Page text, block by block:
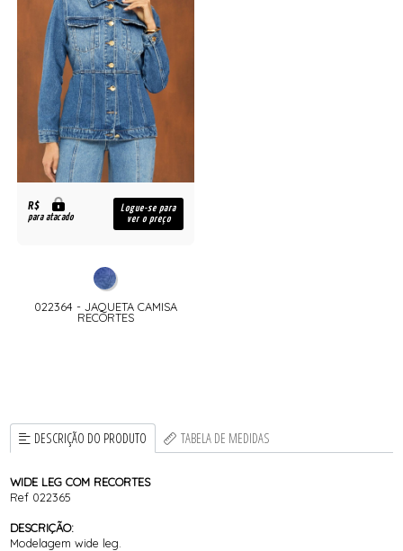
R$
para atacado
Logue-se para
ver o preço
022364 - JAQUETA CAMISA
RECORTES
DESCRIÇÃO DO PRODUTO TABELA DE MEDIDAS
WIDE LEG COM RECORTES
Ref 022365
DESCRIÇÃO:
Modelagem wide leg.